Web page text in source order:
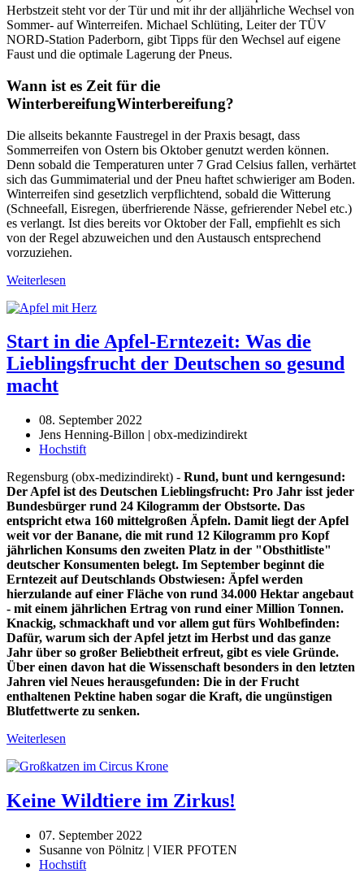
Herbstzeit steht vor der Tür und mit ihr der alljährliche Wechsel von
Sommer- auf Winterreifen. Michael Schlüting, Leiter der TÜV
NORD-Station Paderborn, gibt Tipps für den Wechsel auf eigene
Faust und die optimale Lagerung der Pneus.
Wann ist es Zeit für die
WinterbereifungWinterbereifung?
Die allseits bekannte Faustregel in der Praxis besagt, dass
Sommerreifen von Ostern bis Oktober genutzt werden können.
Denn sobald die Temperaturen unter 7 Grad Celsius fallen, verhärtet
sich das Gummimaterial und der Pneu haftet schwieriger am Boden.
Winterreifen sind gesetzlich verpflichtend, sobald die Witterung
(Schneefall, Eisregen, überfrierende Nässe, gefrierender Nebel etc.)
es verlangt. Ist dies bereits vor Oktober der Fall, empfiehlt es sich
von der Regel abzuweichen und den Austausch entsprechend
vorzuziehen.
Weiterlesen
Start in die Apfel-Erntezeit: Was die
Lieblingsfrucht der Deutschen so gesund
macht
08. September 2022
Jens Henning-Billon | obx-medizindirekt
Hochstift
Regensburg (obx-medizindirekt) - Rund, bunt und kerngesund:
Der Apfel ist des Deutschen Lieblingsfrucht: Pro Jahr isst jeder
Bundesbürger rund 24 Kilogramm der Obstsorte. Das
entspricht etwa 160 mittelgroßen Äpfeln. Damit liegt der Apfel
weit vor der Banane, die mit rund 12 Kilogramm pro Kopf
jährlichen Konsums den zweiten Platz in der "Obsthitliste"
deutscher Konsumenten belegt. Im September beginnt die
Erntezeit auf Deutschlands Obstwiesen: Äpfel werden
hierzulande auf einer Fläche von rund 34.000 Hektar angebaut
- mit einem jährlichen Ertrag von rund einer Million Tonnen.
Knackig, schmackhaft und vor allem gut fürs Wohlbefinden:
Dafür, warum sich der Apfel jetzt im Herbst und das ganze
Jahr über so großer Beliebtheit erfreut, gibt es viele Gründe.
Über einen davon hat die Wissenschaft besonders in den letzten
Jahren viel Neues herausgefunden: Die in der Frucht
enthaltenen Pektine haben sogar die Kraft, die ungünstigen
Blutfettwerte zu senken.
Weiterlesen
Keine Wildtiere im Zirkus!
07. September 2022
Susanne von Pölnitz | VIER PFOTEN
Hochstift